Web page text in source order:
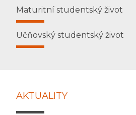
Maturitní studentský život
Učňovský studentský život
AKTUALITY